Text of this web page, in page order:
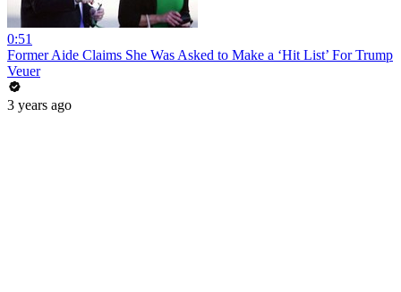
0:51
Former Aide Claims She Was Asked to Make a ‘Hit List’ For Trump
Veuer
3 years ago